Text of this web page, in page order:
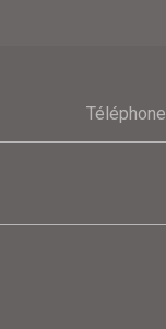
Téléphone